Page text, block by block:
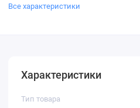
Все характеристики
Характеристики
Тип товара